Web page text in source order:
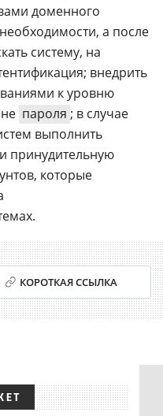
доменного
а после
систему, на
внедрить
к уровню
пароля ; в случае
выполнить
принудительную
которые
КОРОТКАЯ ССЫЛКА